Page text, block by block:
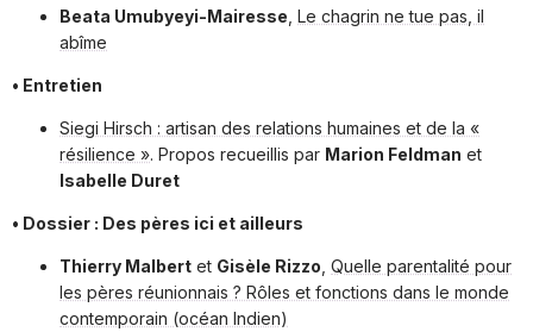
Beata Umubyeyi-Mairesse Le chagrin ne tue pas, il
abîme
• Entretien
Siegi Hirsch : artisan des relations humaines et de la «
résilience ». Propos recueillis par Marion Feldman et
Isabelle Duret
• Dossier : Des pères ici et ailleurs
Thierry Malbert et Gisèle Rizzo Quelle parentalité pour
les pères réunionnais ? Rôles et fonctions dans le monde
contemporain (océan Indien)